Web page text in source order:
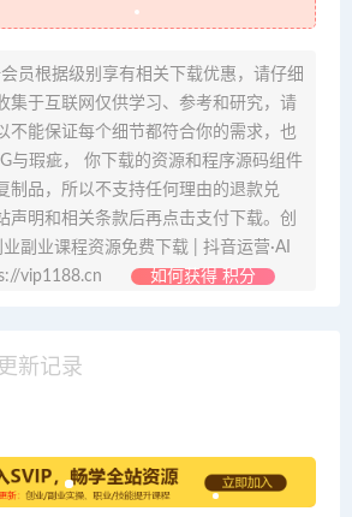
员根据级别享有相关下载优惠，请仔细
集于互联网仅供学习、参考和研究，请
不能保证每个细节都符合你的需求，也
与瑕疵， 你下载的资源和程序源码组件
制品，所以不支持任何理由的退款兑
声明和相关条款后再点击支付下载。创
副业课程资源免费下载 | 抖音运营·AI
vip1188.cn
如何获得 积分
更新记录